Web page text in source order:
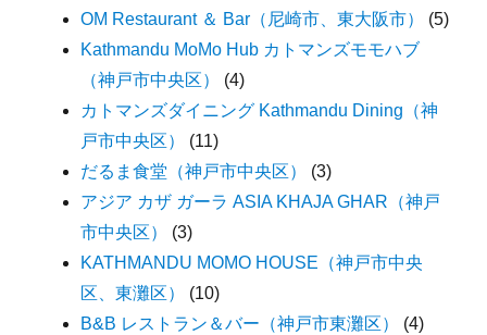
OM Restaurant ＆ Bar（尼崎市、東大阪市）
(5)
Kathmandu MoMo Hub カトマンズモモハブ
（神戸市中央区）
(4)
カトマンズダイニング Kathmandu Dining（神
戸市中央区）
(11)
だるま食堂（神戸市中央区）
(3)
アジア カザ ガーラ ASIA KHAJA GHAR（神戸
市中央区）
(3)
KATHMANDU MOMO HOUSE（神戸市中央
区、東灘区）
(10)
B&B レストラン＆バー（神戸市東灘区）
(4)